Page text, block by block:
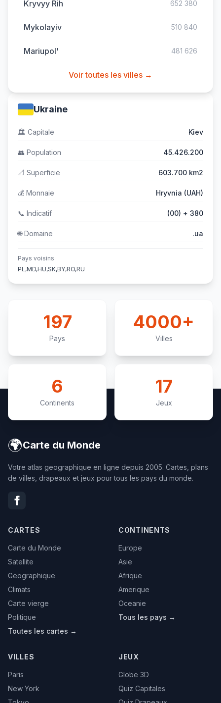
Kryvyy Rih 652 380
Mykolayiv 510 840
Mariupol' 481 626
Voir toutes les villes →
Ukraine
🏛️ Capitale Kiev
👥 Population 45.426.200
📐 Superficie 603.700 km2
💰 Monnaie Hryvnia (UAH)
📞 Indicatif (00) + 380
🌐Domaine .ua
Pays voisins
PL,MD,HU,SK,BY,RO,RU
197
Pays
4000+
Villes
6
Continents
17
Jeux
🌍Carte du Monde
Votre atlas geographique en ligne depuis 2005. Cartes, plans
de villes, drapeaux et jeux pour tous les pays du monde.
CARTES
Carte du Monde
Satellite
Geographique
Climats
Carte vierge
Politique
Toutes les cartes →
CONTINENTS
Europe
Asie
Afrique
Amerique
Oceanie
Tous les pays →
VILLES
Paris
New York
JEUX
Globe 3D
Quiz Capitales